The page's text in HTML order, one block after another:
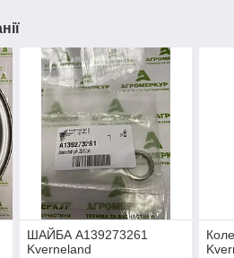
ШАЙБА A139273261
Kverneland